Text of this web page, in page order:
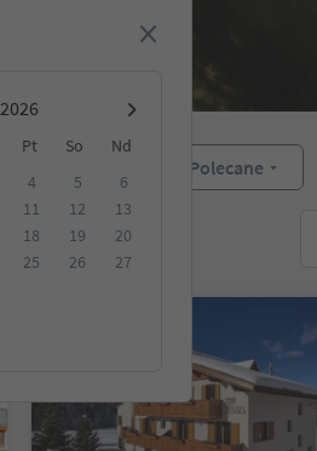
Pt So
Nd
4 5
6
11 12
13
18 19
20
25 26
27
Polecane